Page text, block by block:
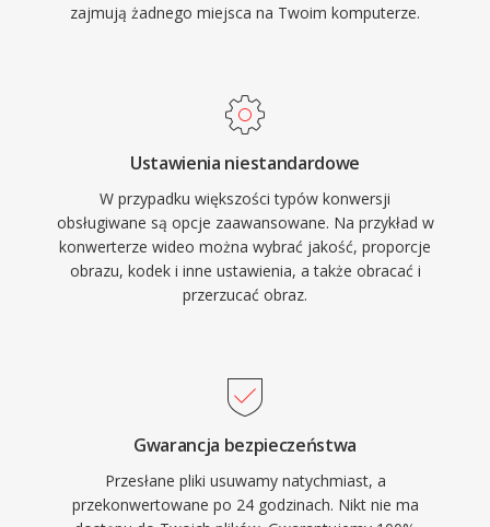
zajmują żadnego miejsca na Twoim komputerze.
Ustawienia niestandardowe
W przypadku większości typów konwersji
obsługiwane są opcje zaawansowane. Na przykład w
konwerterze wideo można wybrać jakość, proporcje
obrazu, kodek i inne ustawienia, a także obracać i
przerzucać obraz.
Gwarancja bezpieczeństwa
Przesłane pliki usuwamy natychmiast, a
przekonwertowane po 24 godzinach. Nikt nie ma